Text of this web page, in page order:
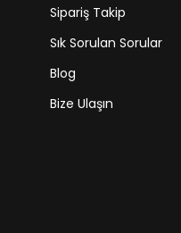
Sipariş Takip
Sık Sorulan Sorular
Blog
Bize Ulaşın